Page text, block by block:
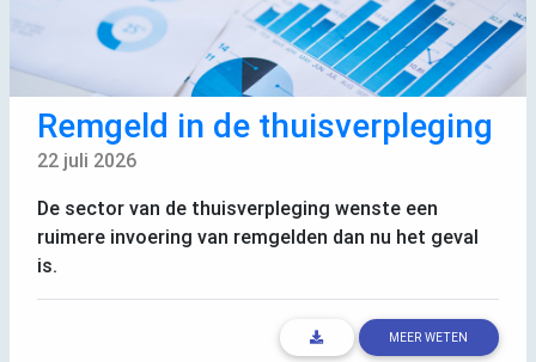
Remgeld in de thuisverpleging
22 juli 2026
De sector van de thuisverpleging wenste een
ruimere invoering van remgelden dan nu het geval
is.
MEER WETEN